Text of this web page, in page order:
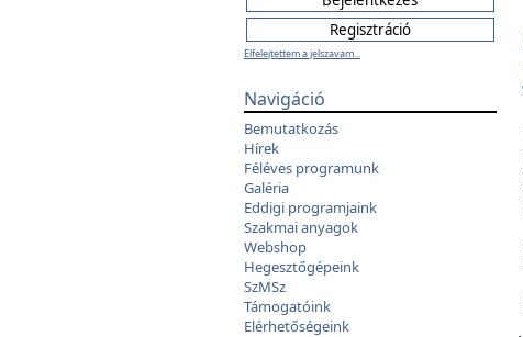
Elfelejtettem a jelszavam...
Navigáció
Bemutatkozás
Hírek
Féléves programunk
Galéria
Eddigi programjaink
Szakmai anyagok
Webshop
Hegesztőgépeink
SzMSz
Támogatóink
Elérhetőségeink